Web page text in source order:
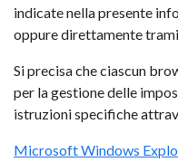
indicate nella presente
oppure direttamente
Si precisa che ciascun
per la gestione delle
istruzioni specifiche
Microsoft Windows